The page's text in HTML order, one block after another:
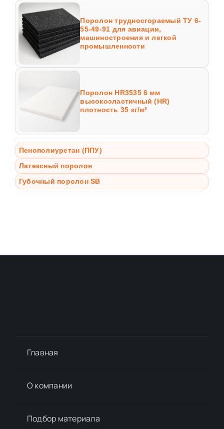
Поролон трудносгораемый ТУ 6-
55-49-91 для авиации,
машиностроения и легкой
промышленности
Поролон HR3535 6 мм
высокоэластичный (HR)
плотность 35 кг/м³
Пенополиуретан (ППУ)
Латексный поролон
Губочный поролон SB
Главная
О компании
Подбор материалa